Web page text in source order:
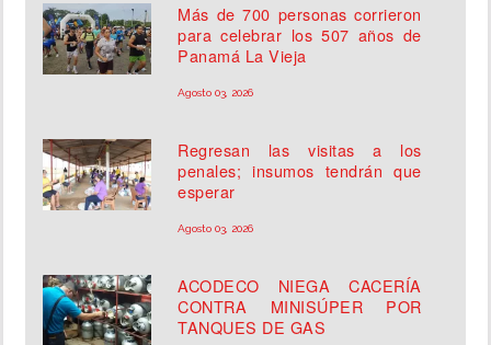
Más de 700 personas corrieron
para celebrar los 507 años de
Panamá La Vieja
Agosto 03, 2026
Regresan las visitas a los
penales; insumos tendrán que
esperar
Agosto 03, 2026
ACODECO NIEGA CACERÍA
CONTRA MINISÚPER POR
TANQUES DE GAS